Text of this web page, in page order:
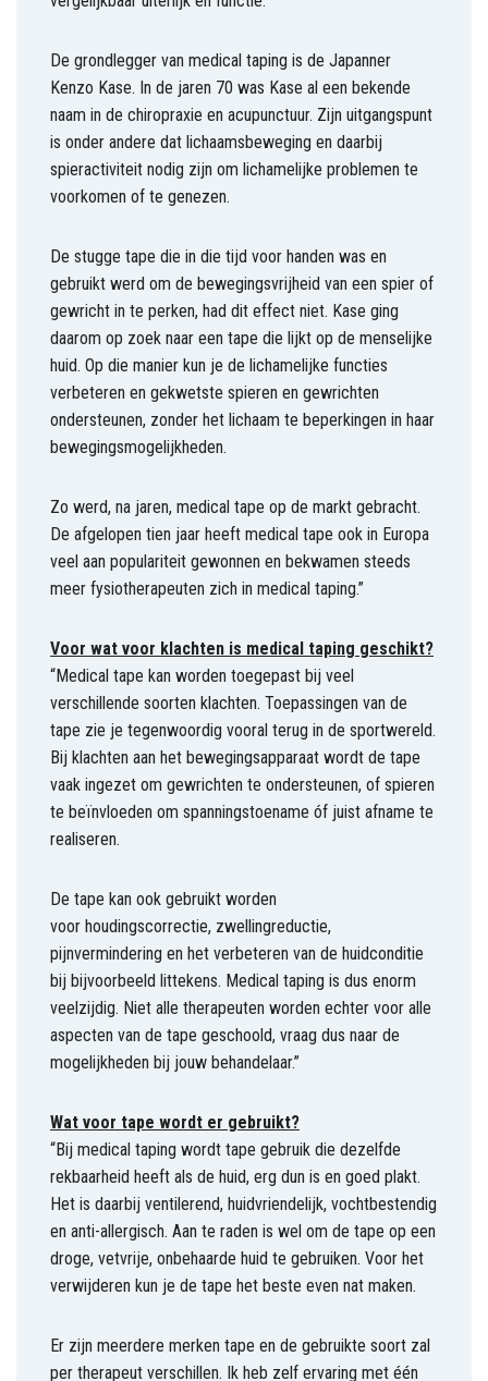
De grondlegger van medical taping is de Japanner
Kenzo Kase. In de jaren 70 was Kase al een bekende
naam in de chiropraxie en acupunctuur. Zijn uitgangspunt
is onder andere dat lichaamsbeweging en daarbij
spieractiviteit nodig zijn om lichamelijke problemen te
voorkomen of te genezen.
De stugge tape die in die tijd voor handen was en
gebruikt werd om de bewegingsvrijheid van een spier of
gewricht in te perken, had dit effect niet. Kase ging
daarom op zoek naar een tape die lijkt op de menselijke
huid. Op die manier kun je de lichamelijke functies
verbeteren en gekwetste spieren en gewrichten
ondersteunen, zonder het lichaam te beperkingen in haar
bewegingsmogelijkheden.
Zo werd, na jaren, medical tape op de markt gebracht.
De afgelopen tien jaar heeft medical tape ook in Europa
veel aan populariteit gewonnen en bekwamen steeds
meer fysiotherapeuten zich in medical taping.”
Voor wat voor klachten is medical taping geschikt?
“Medical tape kan worden toegepast bij veel
verschillende soorten klachten. Toepassingen van de
tape zie je tegenwoordig vooral terug in de sportwereld.
Bij klachten aan het bewegingsapparaat wordt de tape
vaak ingezet om gewrichten te ondersteunen, of spieren
te beïnvloeden om spanningstoename óf juist afname te
realiseren.
De tape kan ook gebruikt worden
voor houdingscorrectie, zwellingreductie,
pijnvermindering en het verbeteren van de huidconditie
bij bijvoorbeeld littekens. Medical taping is dus enorm
veelzijdig. Niet alle therapeuten worden echter voor alle
aspecten van de tape geschoold, vraag dus naar de
mogelijkheden bij jouw behandelaar.”
Wat voor tape wordt er gebruikt?
“Bij medical taping wordt tape gebruik die dezelfde
rekbaarheid heeft als de huid, erg dun is en goed plakt.
Het is daarbij ventilerend, huidvriendelijk, vochtbestendig
en anti-allergisch. Aan te raden is wel om de tape op een
droge, vetvrije, onbehaarde huid te gebruiken. Voor het
verwijderen kun je de tape het beste even nat maken.
Er zijn meerdere merken tape en de gebruikte soort zal
per therapeut verschillen. Ik heb zelf ervaring met één